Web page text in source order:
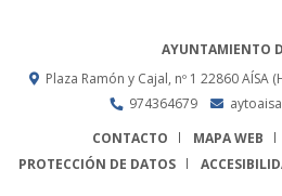
AYUNTAMIENTO
Plaza Ramón y Cajal, nº 1 22860 AÍSA
974364679
CONTACTO
MAPA WEB
PROTECCIÓN DE DATOS